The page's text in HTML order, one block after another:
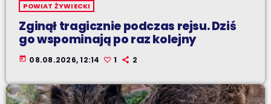
POWIAT ŻYWIECKI
Zginął tragicznie podczas rejsu. Dziś
go wspominają po raz kolejny
today 08.08.2026, 12:14 1 2